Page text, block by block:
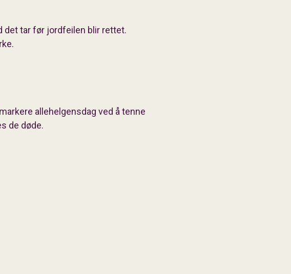
det tar før jordfeilen blir rettet.
allehelgensdag ved å tenne
de døde.